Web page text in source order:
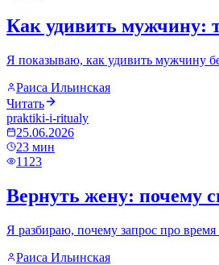
Как удивить мужчину:
Я показываю, как удивить мужчину
Раиса Ильинская
Читать
praktiki-i-ritualy
25.06.2026
23 мин
1123
Вернуть жену: почему
Я разбираю, почему запрос про
Раиса Ильинская